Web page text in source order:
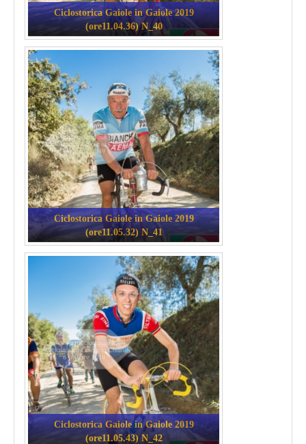
Ciclostorica Gaiole in Gaiole 2019
(ore11.04.36) N_40
Ciclostorica Gaiole in Gaiole 2019
(ore11.05.32) N_41
Ciclostorica Gaiole in Gaiole 2019
(ore11.05.43) N_42